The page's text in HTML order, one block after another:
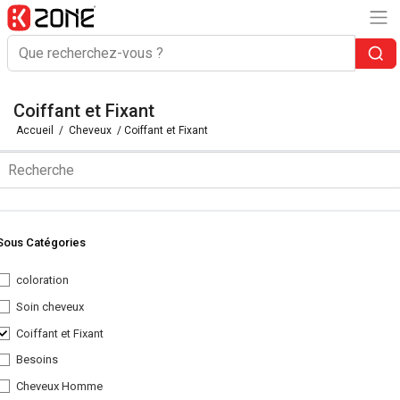
Coiffant et Fixant
Accueil / Cheveux / Coiffant et Fixant
Catégories
coloration
Soin cheveux
Coiffant et Fixant
Besoins
Cheveux Homme